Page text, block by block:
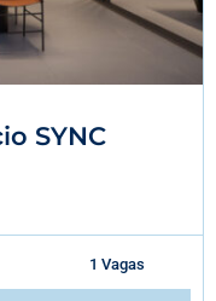
SYNC
1 Vagas